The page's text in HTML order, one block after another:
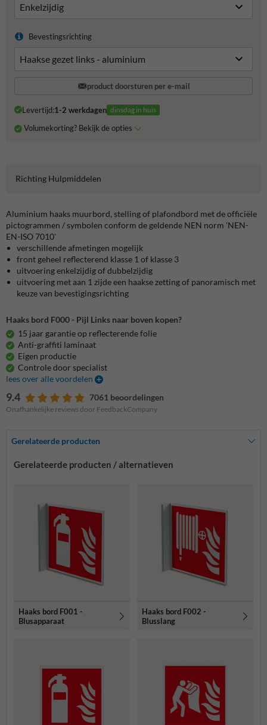
Bevestingsrichting
product doorsturen per e-mail
Levertijd:1-2 werkdagen dinsdag in huis
Volumekorting? Bekijk de opties
Richting Hulpmiddelen
Aluminium haaks muurbord, stelling of plafondbord met de officiële
pictogrammen / symbolen conform de geldende NEN norm 'NEN-
EN-ISO 7010'
verschillende afmetingen mogelijk
front geheel reflecterend klasse 1 of klasse 3
uitvoering enkelzijdig of dubbelzijdig
uitvoering met aan 1 zijde een haakse zetting of panoramisch met
keuze van bevestigingsrichting
Haaks bord F000 - Pijl Links naar boven kopen?
15 jaar garantie op reflecterende folie
Anti-graffiti laminaat
Eigen productie
Controle door specialist
lees over alle voordelen
9.4 7061 beoordelingen
Onafhankelijke reviews door FeedbackCompany
Gerelateerde producten
Gerelateerde producten / alternatieven
Haaks bord F001 -
Blusapparaat
Haaks bord F002 -
Blusslang